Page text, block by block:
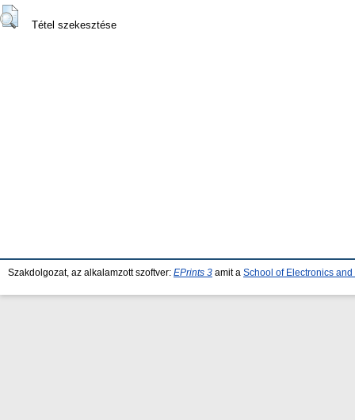
Tétel szekesztése
Szakdolgozat, az alkalamzott szoftver: EPrints 3 amit a School of Electronics